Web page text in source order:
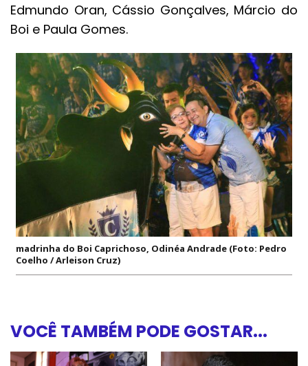
Edmundo Oran, Cássio Gonçalves, Márcio do
Boi e Paula Gomes.
madrinha do Boi Caprichoso, Odinéa Andrade (Foto: Pedro
Coelho / Arleison Cruz)
VOCÊ TAMBÉM PODE GOSTAR...